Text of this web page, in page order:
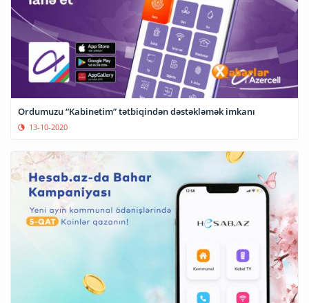
Ordumuzu “Kabinetim” tətbiqindən dəstəkləmək imkanı
13-10-2020